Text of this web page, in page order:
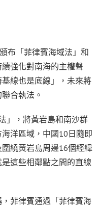
布「菲律賓海域法」和
續強化對南海的主權聲
線也是底線」，未來將
合執法。
」，將黃岩島和南沙群
洋區域，中國10日隨即
繞黃岩島周邊16個經緯
這些相鄰點之間的直線
菲律賓通過「菲律賓海